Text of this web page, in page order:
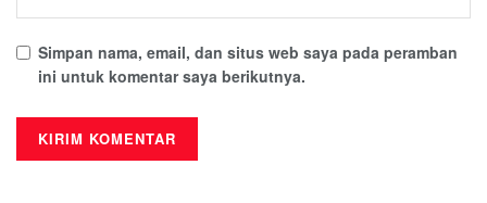
Simpan nama, email, dan situs web saya pada peramban
ini untuk komentar saya berikutnya.